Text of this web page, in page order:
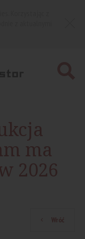
ma
2026
Wróć